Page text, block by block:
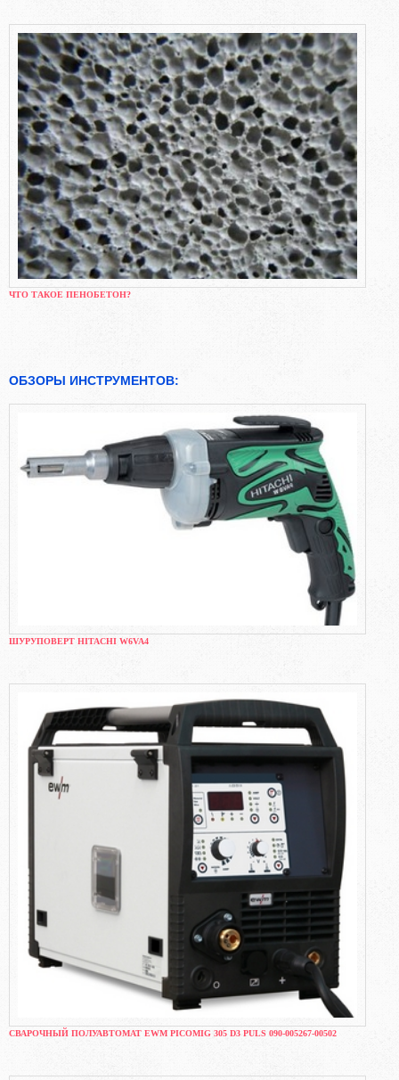
ЧТО ТАКОЕ ПЕНОБЕТОН?
ОБЗОРЫ ИНСТРУМЕНТОВ:
ШУРУПОВЕРТ HITACHI W6VA4
СВАРОЧНЫЙ ПОЛУАВТОМАТ EWM PICOMIG 305 D3 PULS 090-005267-00502